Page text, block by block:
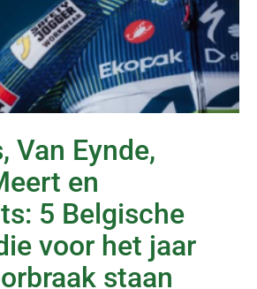
Van Eynde,
en
5 Belgische
voor het jaar
staan